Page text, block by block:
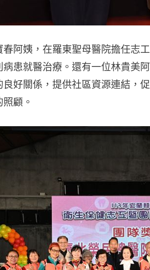
阿姨，在羅東聖母醫院擔任志
病患就醫治療。還有一位林貴美
良好關係，提供社區資源連結，
顧。